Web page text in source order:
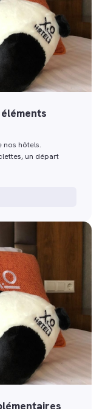
nos hôtels.
un départ